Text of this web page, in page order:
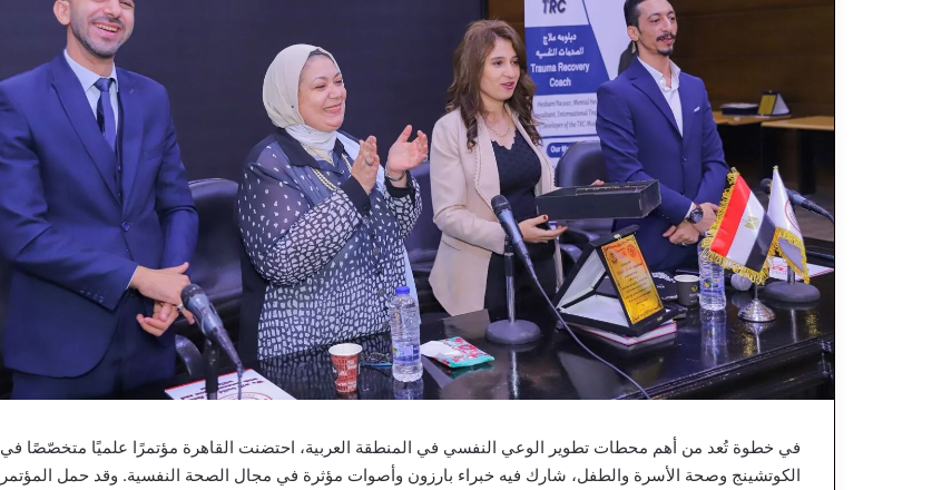
في خطوة تُعد من أهم محطات تطوير الوعي النفسي في المنطقة العربية، احتضنت القاهرة مؤتمرًا علميًا متخصّصًا في
الكوتشينج وصحة الأسرة والطفل، شارك فيه خبراء بارزون وأصوات مؤثرة في مجال الصحة النفسية. وقد حمل المؤتمر